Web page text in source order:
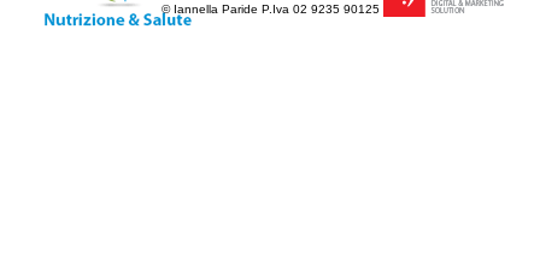
© Iannella Paride P.Iva 02 9235 90125